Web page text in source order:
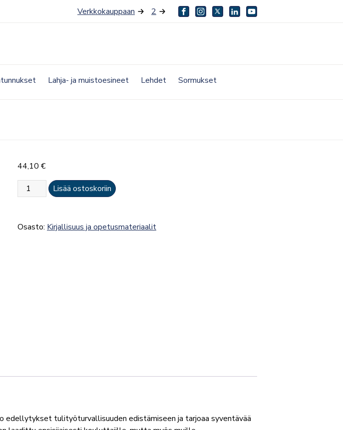
Verkkokauppaan 2 facebookinstagram
twitterlinkedinyoutube
Lahja- ja muistoesineet Lehdet Sormukset
44,10 €
Tulityöriskien
hallinta
määrä
Lisää ostoskoriin
Osasto: Kirjallisuus ja opetusmateriaalit
edellytykset tulityöturvallisuuden edistämiseen ja tarjoaa syventävää